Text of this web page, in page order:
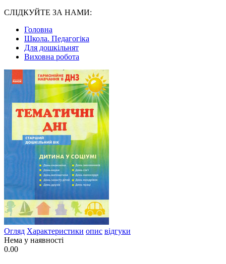
СЛІДКУЙТЕ ЗА НАМИ:
Головна
Школа. Педагогіка
Для дошкільнят
Виховна робота
Огляд Характеристики опис відгуки
Нема у наявності
0.00